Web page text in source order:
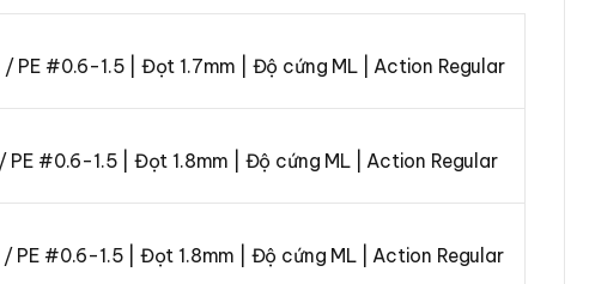
PE #0.6-1.5 | Đọt 1.7mm | Độ cứng ML | Action Regular
#0.6-1.5 | Đọt 1.8mm | Độ cứng ML | Action Regular
PE #0.6-1.5 | Đọt 1.8mm | Độ cứng ML | Action Regular